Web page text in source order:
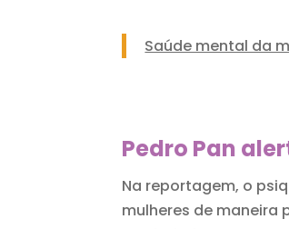
Saúde mental da
Pedro Pan
Na reportagem, o
mulheres de maneira